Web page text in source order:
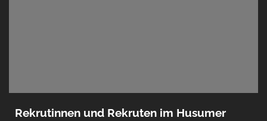
Rekrutinnen und Rekruten im Husumer